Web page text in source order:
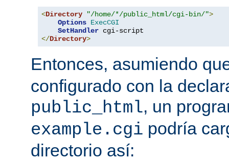
<Directory "/home/*/public_html/cgi-bin/">
Options ExecCGI
SetHandler
</Directory>
Entonces, asumiendo
configurado con la
public_html, un
example.cgi podría
directorio así: